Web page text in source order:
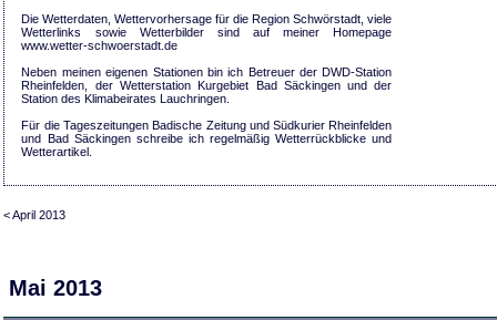
Die Wetterdaten, Wettervorhersage für die Region Schwörstadt, viele
Wetterlinks sowie Wetterbilder sind auf meiner Homepage
www.wetter-schwoerstadt.de
Neben meinen eigenen Stationen bin ich Betreuer der DWD-Station
Rheinfelden, der Wetterstation Kurgebiet Bad Säckingen und der
Station des Klimabeirates Lauchringen.
Für die Tageszeitungen Badische Zeitung und Südkurier Rheinfelden
und Bad Säckingen schreibe ich regelmäßig Wetterrückblicke und
Wetterartikel.
< April 2013
Mai 2013